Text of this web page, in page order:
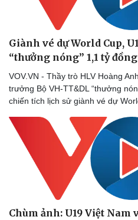
Thông tin doanh nghiệp
Doanh nghiệp 24h
Doanh nhân
Vì cộng đồng
Giành vé dự World Cup,
“thưởng nóng” 1,1 tỷ đồng
VOV.VN - Thầy trò HLV Hoàng
trưởng Bộ VH-TT&DL “thưởng
chiến tích lịch sử giành vé dự
Chùm ảnh: U19 Việt